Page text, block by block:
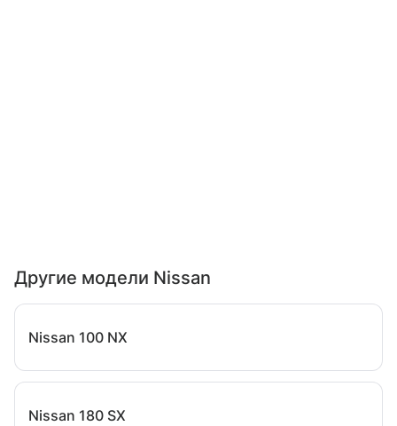
Другие модели Nissan
Nissan 100 NX
Nissan 180 SX